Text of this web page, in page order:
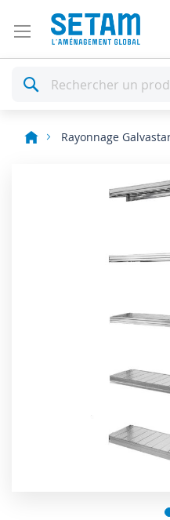
Rechercher
Rayonnage